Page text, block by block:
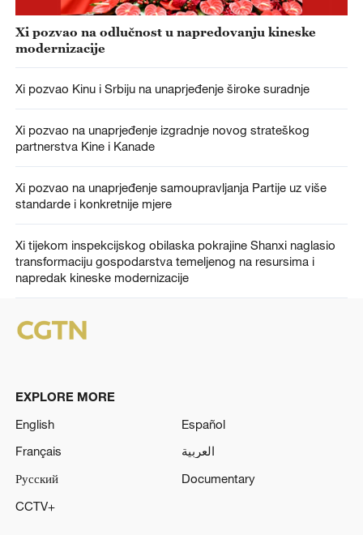
Xi pozvao na odlučnost u napredovanju kineske
modernizacije
Xi pozvao Kinu i Srbiju na unaprjeđenje široke suradnje
Xi pozvao na unaprjeđenje izgradnje novog strateškog
partnerstva Kine i Kanade
Xi pozvao na unaprjeđenje samoupravljanja Partije uz više
standarde i konkretnije mjere
Xi tijekom inspekcijskog obilaska pokrajine Shanxi naglasio
transformaciju gospodarstva temeljenog na resursima i
napredak kineske modernizacije
EXPLORE MORE
English
Español
Français
العربية
Русский
Documentary
CCTV+